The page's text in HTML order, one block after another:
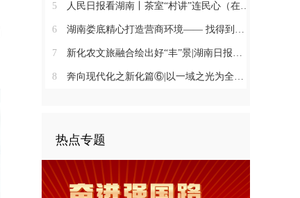
5 人民日报看湖南丨茶室“村讲”连民心（在现场·“村字号”文体活动观察）
6 湖南娄底精心打造营商环境—— 找得到人 听得懂话 办得了事
7 新化农文旅融合绘出好“丰”景|湖南日报市州版头条
8 奔向现代化之新化篇⑥|以一域之光为全局添彩@湖南日报
热点专题